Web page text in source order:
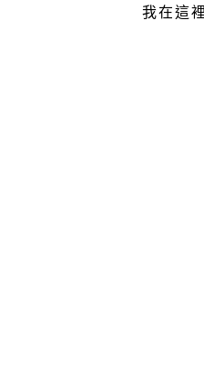
我在這